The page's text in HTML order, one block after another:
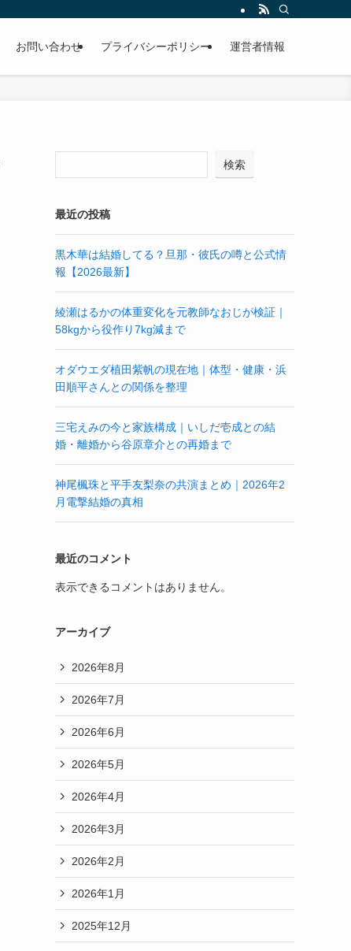
お問い合わせ プライバシーポリシー 運営者情報
検索
最近の投稿
黒木華は結婚してる？旦那・彼氏の噂と公式情
報【2026最新】
綾瀬はるかの体重変化を元教師なおじが検証｜
58kgから役作り7kg減まで
オダウエダ植田紫帆の現在地｜体型・健康・浜
田順平さんとの関係を整理
三宅えみの今と家族構成｜いしだ壱成との結
婚・離婚から谷原章介との再婚まで
神尾楓珠と平手友梨奈の共演まとめ｜2026年2
月電撃結婚の真相
最近のコメント
表示できるコメントはありません。
アーカイブ
2026年8月
2026年7月
2026年6月
2026年5月
2026年4月
2026年3月
2026年2月
2026年1月
2025年12月